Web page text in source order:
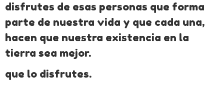
disfrutes de esas personas que forma
parte de nuestra vida y que cada una,
hacen que nuestra existencia en la
tierra sea mejor.
que lo disfrutes.